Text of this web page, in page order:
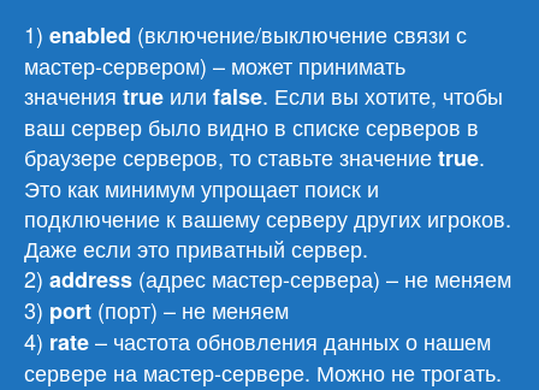
1) enabled (включение/выключение связи с
мастер-сервером) – может принимать
значения true или false. Если вы хотите, чтобы
ваш сервер было видно в списке серверов в
браузере серверов, то ставьте значениеtrue.
Это как минимум упрощает поиск и
подключение к вашему серверу других игроков.
Даже если это приватный сервер.
2) address (адрес мастер-сервера) – не меняем
3) port (порт) – не меняем
4) rate– частота обновления данных о нашем
сервере на мастер-сервере. Можно не трогать.